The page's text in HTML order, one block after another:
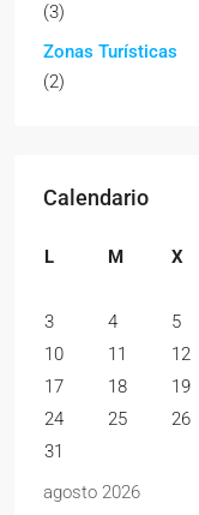
(3)
Zonas Turísticas
(2)
Calendario
agosto 2026
L M X
3
4 5
10
11 12
17
18 19
24
25 26
31